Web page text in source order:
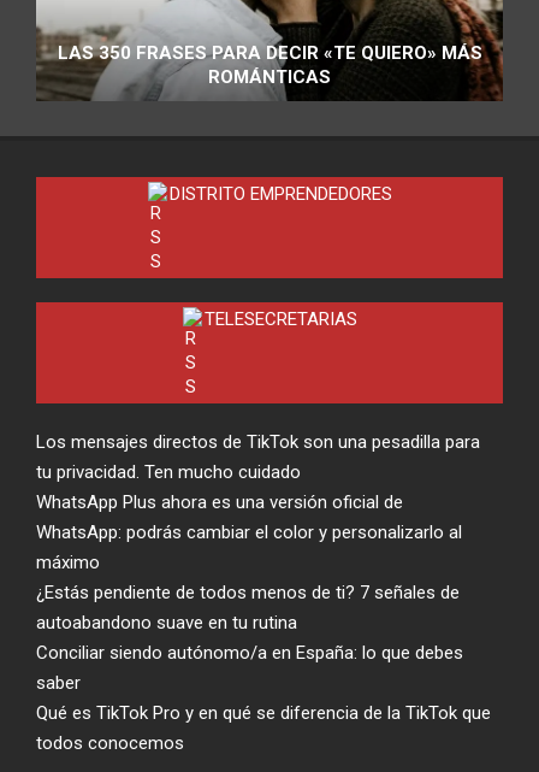
LAS 350 FRASES PARA DECIR «TE QUIERO» MÁS
ROMÁNTICAS
DISTRITO EMPRENDEDORES
TELESECRETARIAS
Los mensajes directos de TikTok son una pesadilla para
tu privacidad. Ten mucho cuidado
WhatsApp Plus ahora es una versión oficial de
WhatsApp: podrás cambiar el color y personalizarlo al
máximo
¿Estás pendiente de todos menos de ti? 7 señales de
autoabandono suave en tu rutina
Conciliar siendo autónomo/a en España: lo que debes
saber
Qué es TikTok Pro y en qué se diferencia de la TikTok que
todos conocemos